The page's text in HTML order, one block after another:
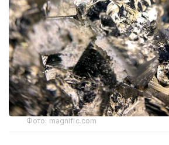
Фото: magnific.com